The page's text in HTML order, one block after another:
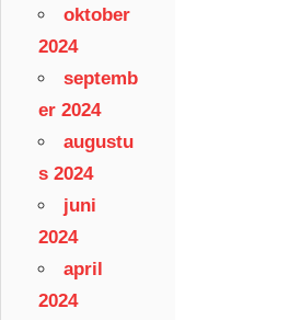
oktober
2024
septemb
er 2024
augustu
s 2024
juni
2024
april
2024